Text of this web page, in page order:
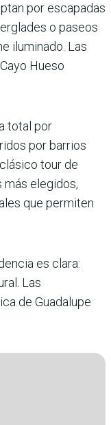
por escapadas
o paseos
iluminado. Las
Hueso
total por
por barrios
tour de
más elegidos,
que permiten
es clara:
Las
de Guadalupe